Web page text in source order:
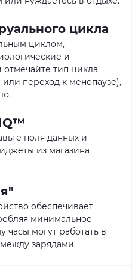
цикла
циклом,
и
тип цикла
переход к менопаузе),
поля данных и
из магазина
обеспечивает
минимальное
часы могут работать в
зарядами.